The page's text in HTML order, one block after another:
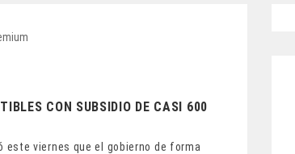
CON SUBSIDIO DE CASI 600
este viernes que el gobierno de forma